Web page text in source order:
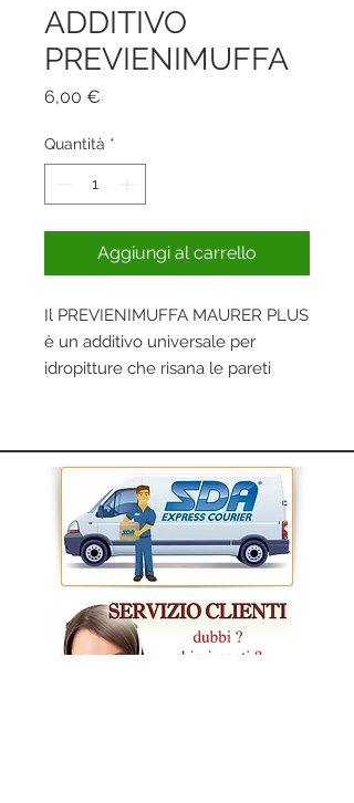
ADDITIVO
PREVIENIMUFFA
6,00 €
Quantità *
Aggiungi al carrello
Il PREVIENIMUFFA MAURER PLUS
è un additivo universale per
idropitture che risana le pareti
e umidità. Previene la formazione
di muffa sia su muri interni che
esterni, inoltre rimuove in
profondità muffe, muschi, alghe e
le loro spore. Modalità d'impiego:
versare una confezione di additivo
da 250 ml in 10/14 litri di idropittura
e miscelare bene il composto
prima dell'applicazione. Colore: